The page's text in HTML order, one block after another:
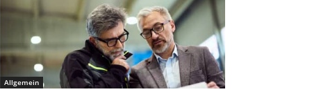
Allgemein